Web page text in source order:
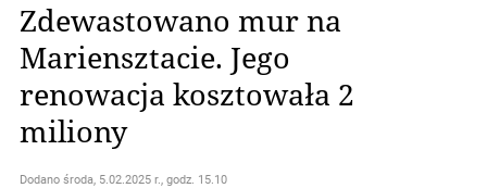
Zdewastowano mur na
Mariensztacie. Jego
renowacja kosztowała 2
miliony
Dodano środa, 5.02.2025 r., godz. 15.10